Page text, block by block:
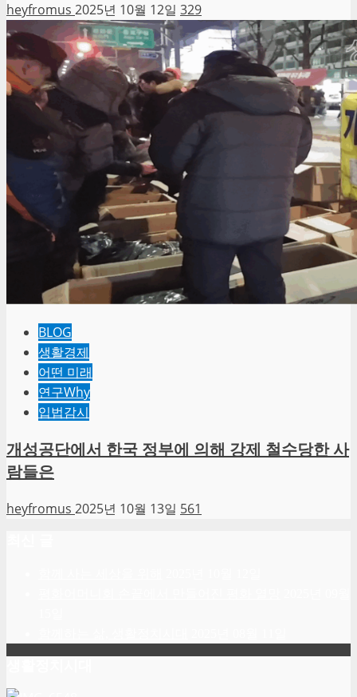
heyfromus 2025년 10월 12일 329
BLOG
생활경제
어떤 미래
연구Why
입법감시
개성공단에서 한국 정부에 의해 강제 철수당한 사
람들은
heyfromus 2025년 10월 13일 561